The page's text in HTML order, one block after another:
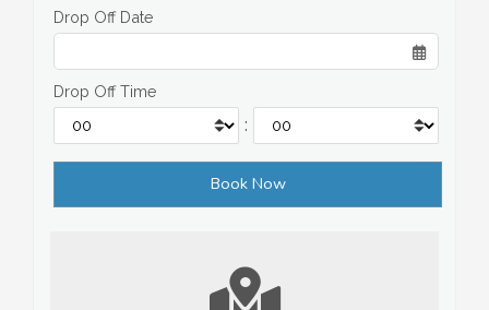
Drop Off Date
Drop Off Time
: